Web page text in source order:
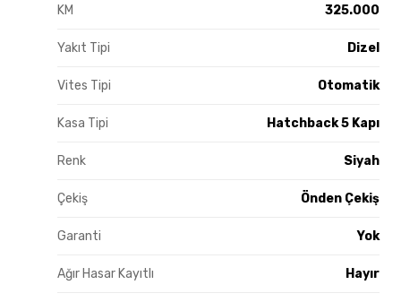
KM 325.000
Yakıt Tipi Dizel
Vites Tipi Otomatik
Kasa Tipi Hatchback 5 Kapı
Renk Siyah
Çekiş Önden Çekiş
Garanti Yok
Ağır Hasar Kayıtlı Hayır